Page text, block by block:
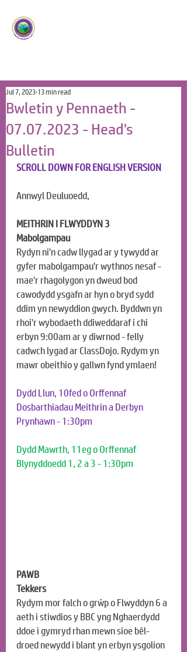
Bwletin y Pennaeth -
07.07.2023 - Head's
Bulletin
Jul 7, 2023 13 min read
SCROLL DOWN FOR ENGLISH VERSION
Annwyl Deuluoedd,
MEITHRIN I FLWYDDYN 3
Mabolgampau
Rydyn ni'n cadw llygad ar y tywydd ar
gyfer mabolgampau'r wythnos nesaf -
mae'r rhagolygon yn dweud bod
cawodydd ysgafn ar hyn o bryd sydd
ddim yn newyddion gwych. Byddwn yn
rhoi'r wybodaeth ddiweddaraf i chi
erbyn 9:00am ar y diwrnod - felly
cadwch lygad ar ClassDojo. Rydym yn
mawr obeithio y gallwn fynd ymlaen!
Dydd Llun, 10fed o Orffennaf
Dosbarthiadau Meithrin a Derbyn
Prynhawn - 1:30pm
Dydd Mawrth, 11eg o Orffennaf
Blynyddoedd 1, 2 a 3 - 1:30pm
PAWB
Tekkers
Rydym mor falch o grŵp o Flwyddyn 6 a
aeth i stiwdios y BBC yng Nghaerdydd
ddoe i gymryd rhan mewn sioe bêl-
droed newydd i blant yn erbyn ysgolion